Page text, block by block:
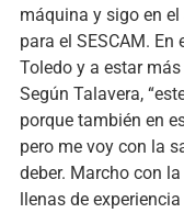
máquina y sigo en
para el SESCAM.
Toledo y a estar
Según Talavera,
porque también en
pero me voy con la
deber. Marcho con
llenas de